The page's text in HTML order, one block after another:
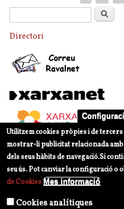
Formulari de cerca
Directori
Utilitzem cookies pròpies i de
mostrar-li publicitat relacionada
dels seus hàbits de navegació.Si
seu ús. Pot canviar la configuració
de Cookies Mes informació
Cookies analítiques